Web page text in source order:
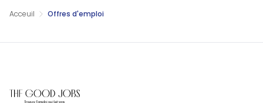
Acceuil Offres d'emploi